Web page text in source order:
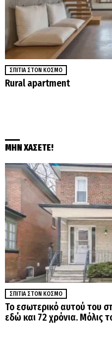
ΣΠΊΤΙΑ ΣΤΟΝ ΚΌΣΜΟ
Rural apartment
ΜΗΝ ΧΑΣΕΤΕ!
ΣΠΊΤΙΑ ΣΤΟΝ ΚΌΣΜΟ
Το εσωτερικό αυτού του
εδώ και 72 χρόνια. Μόλις